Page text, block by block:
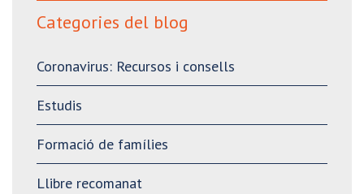
Categories del blog
Coronavirus: Recursos i consells
Estudis
Formació de famílies
Llibre recomanat